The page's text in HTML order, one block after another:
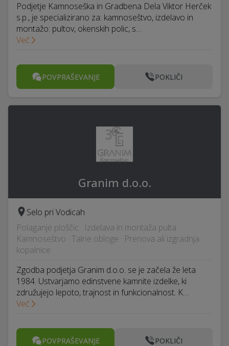
Podjetje Kamnoseška in Gradbena Dela Viktor Herček
s.p., je specializirano za: kamnoseštvo, izdelavo in
montažo: pultov, okenskih polic, s…
Več
POVPRAŠEVANJE POKLIČI
Granim d.o.o.
Selo pri Vodicah
Polaganje ploščic · Izdelava in montaža pulta ·
Kamnoseštvo · Talne obloge · Prenova ali izgradnja
kopalnice
Zgodba podjetja Granim d.o.o. se je začela že leta
1984. Ustvarjamo edinstvene kamnite izdelke, ki
združujejo lepoto, trajnost in funkcionalnost. K…
Več
POVPRAŠEVANJE POKLIČI